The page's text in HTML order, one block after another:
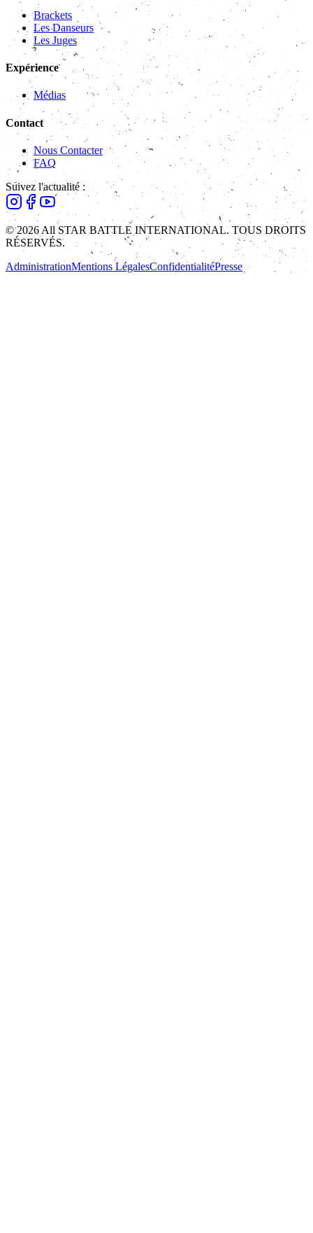
Brackets
Les Danseurs
Les Juges
Expérience
Médias
Contact
Nous Contacter
FAQ
Suivez l'actualité :
© 2026 All STAR BATTLE INTERNATIONAL. TOUS DROITS
RÉSERVÉS.
AdministrationMentions LégalesConfidentialitéPresse